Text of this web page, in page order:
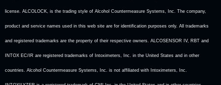
license. ALCOLOCK, is the trading style of Alcohol Countermeasure Systems, Inc. The company,
product and service names used in this web site are for identification purposes only. All trademarks
and registered trademarks are the property of their respective owners. ALCOSENSOR IV, RBT and
INTOX EC/IR are registered trademarks of Intoximeters, Inc. in the United States and in other
countries. Alcohol Countermeasure Systems, Inc. is not affiliated with Intoximeters, Inc.